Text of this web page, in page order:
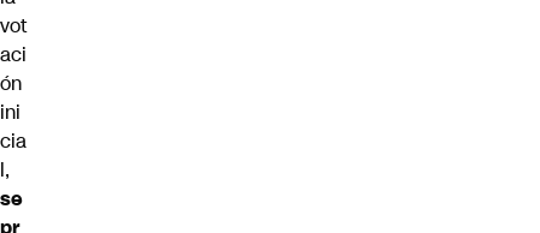
vot
aci
ón
ini
cia
l,
se
pr